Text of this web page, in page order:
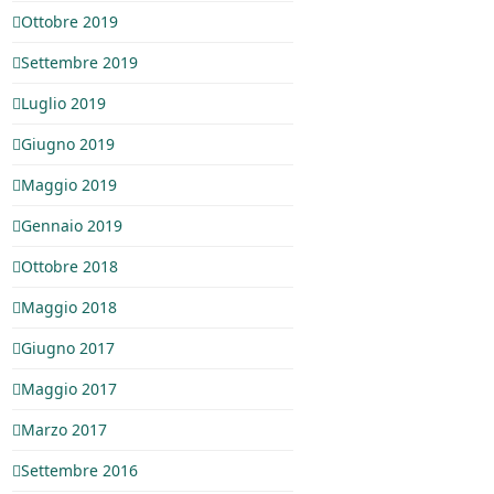
Ottobre 2019
Settembre 2019
Luglio 2019
Giugno 2019
Maggio 2019
Gennaio 2019
Ottobre 2018
Maggio 2018
Giugno 2017
Maggio 2017
Marzo 2017
Settembre 2016